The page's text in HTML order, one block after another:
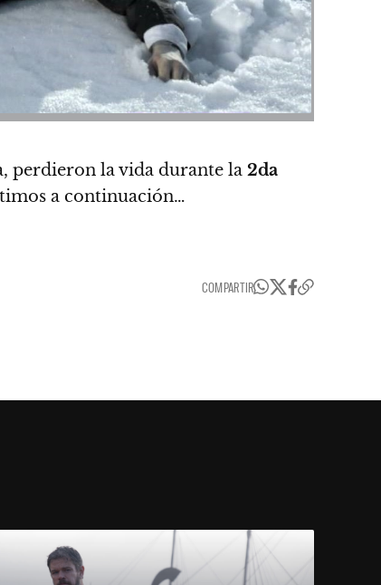
perdieron la vida durante la 2da
a continuación…
COMPARTIR